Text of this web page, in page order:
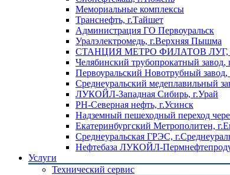
Мемориальные комплексы
Транснефть, г.Тайшет
Администрация ГО Первоуральск
Уралэлектромедь, г.Верхняя Пышма
СТАНЦИЯ МЕТРО ФИЛАТОВ ЛУГ,
Челябинский трубопрокатный завод,
Первоуральский Новотрубный завод,
Среднеуральский медеплавильный
ЛУКОЙЛ-Западная Сибирь, г.Урай
РН-Северная нефть, г.Усинск
Надземный пешеходный переход
Екатеринбургский Метрополитен,
Среднеуральская ГРЭС,
Нефтебаза ЛУКОЙЛ-
Услуги
Технический сервис